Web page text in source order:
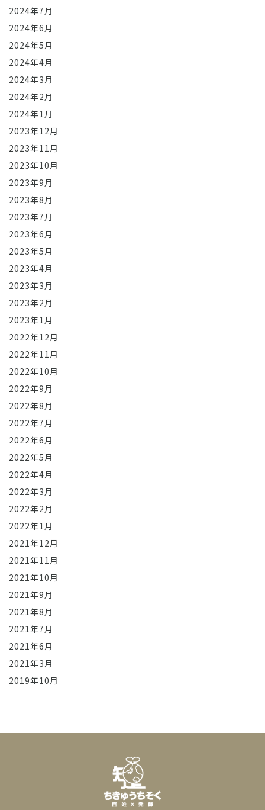
2024年7月
2024年6月
2024年5月
2024年4月
2024年3月
2024年2月
2024年1月
2023年12月
2023年11月
2023年10月
2023年9月
2023年8月
2023年7月
2023年6月
2023年5月
2023年4月
2023年3月
2023年2月
2023年1月
2022年12月
2022年11月
2022年10月
2022年9月
2022年8月
2022年7月
2022年6月
2022年5月
2022年4月
2022年3月
2022年2月
2022年1月
2021年12月
2021年11月
2021年10月
2021年9月
2021年8月
2021年7月
2021年6月
2021年3月
2019年10月